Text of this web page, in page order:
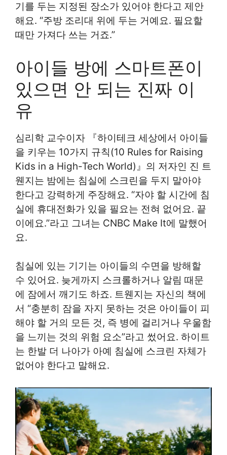
기를 두는 지정된 장소가 있어야 한다고 제안
해요. “주방 조리대 위에 두는 거예요. 필요할
때만 가져다 쓰는 거죠.”
아이들 방에 스마트폰이
있으면 안 되는 진짜 이
유
심리학 교수이자 『하이테크 세상에서 아이들
을 키우는 10가지 규칙(10 Rules for Raising
Kids in a High-Tech World)』의 저자인 진 트
웬지는 밤에는 침실에 스크린을 두지 말아야
한다고 강력하게 주장해요. “자야 할 시간에 침
실에 휴대전화가 있을 필요는 전혀 없어요. 끝
이에요.”라고 그녀는 CNBC Make It에 말했어
요.
침실에 있는 기기는 아이들의 수면을 방해할
수 있어요. 늦게까지 스크롤하거나 알림 때문
에 잠에서 깨기도 하죠. 트웬지는 자신의 책에
서 “충분히 잠을 자지 못하는 것은 아이들이 피
해야 할 거의 모든 것, 즉 병에 걸리거나 우울함
을 느끼는 것의 위험 요소”라고 썼어요. 하이트
는 한발 더 나아가 아예 침실에 스크린 자체가
없어야 한다고 말해요.